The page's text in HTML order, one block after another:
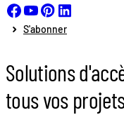
S'abonner
Solutions
tous vos